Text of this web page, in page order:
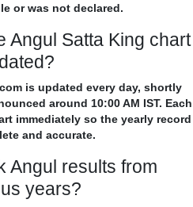
or was not declared.
Angul Satta King chart
is updated every day, shortly
around 10:00 AM IST. Each
immediately so the yearly record
and accurate.
Angul results from
years?